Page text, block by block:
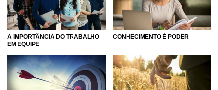
A IMPORTÂNCIA DO TRABALHO
EM EQUIPE
CONHECIMENTO É PODER